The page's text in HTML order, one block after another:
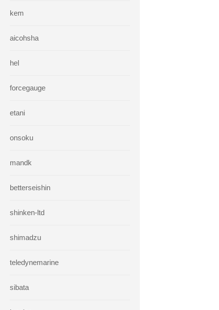
kem
aicohsha
hel
forcegauge
etani
onsoku
mandk
betterseishin
shinken-ltd
shimadzu
teledynemarine
sibata